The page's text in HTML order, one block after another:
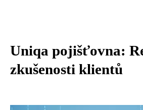
Uniqa pojišťovna:
zkušenosti klientů